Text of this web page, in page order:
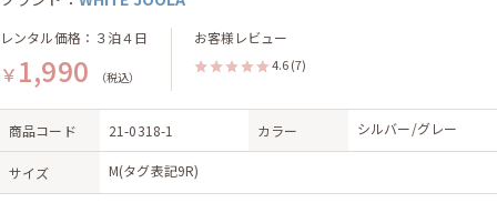
レンタル価格：３泊４日
￥ 1,990 （税込）
お客様レビュー
4.6 (7)
商品コード 21-0318-1 カラー シルバー/グレー
サイズ M(タグ表記9R)